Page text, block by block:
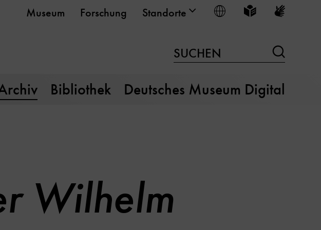
Museum Forschung Standorte Sprache wählen
Leichte Sprache
SUCHEN
Bibliothek Deutsches Museum Digital
Wilhelm